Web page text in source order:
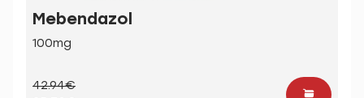
Mebendazol
100mg
42.94€